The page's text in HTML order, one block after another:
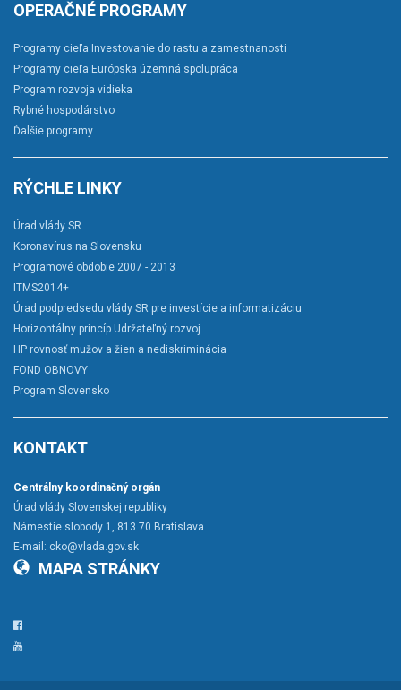
OPERAČNÉ PROGRAMY
Programy cieľa Investovanie do rastu a zamestnanosti
Programy cieľa Európska územná spolupráca
Program rozvoja vidieka
Rybné hospodárstvo
Ďalšie programy
RÝCHLE LINKY
Úrad vlády SR
Koronavírus na Slovensku
Programové obdobie 2007 - 2013
ITMS2014+
Úrad podpredsedu vlády SR pre investície a informatizáciu
Horizontálny princíp Udržateľný rozvoj
HP rovnosť mužov a žien a nediskriminácia
FOND OBNOVY
Program Slovensko
KONTAKT
Centrálny koordinačný orgán
Úrad vlády Slovenskej republiky
Námestie slobody 1, 813 70 Bratislava
E-mail: cko@vlada.gov.sk
MAPA STRÁNKY
Facebook
YouTube